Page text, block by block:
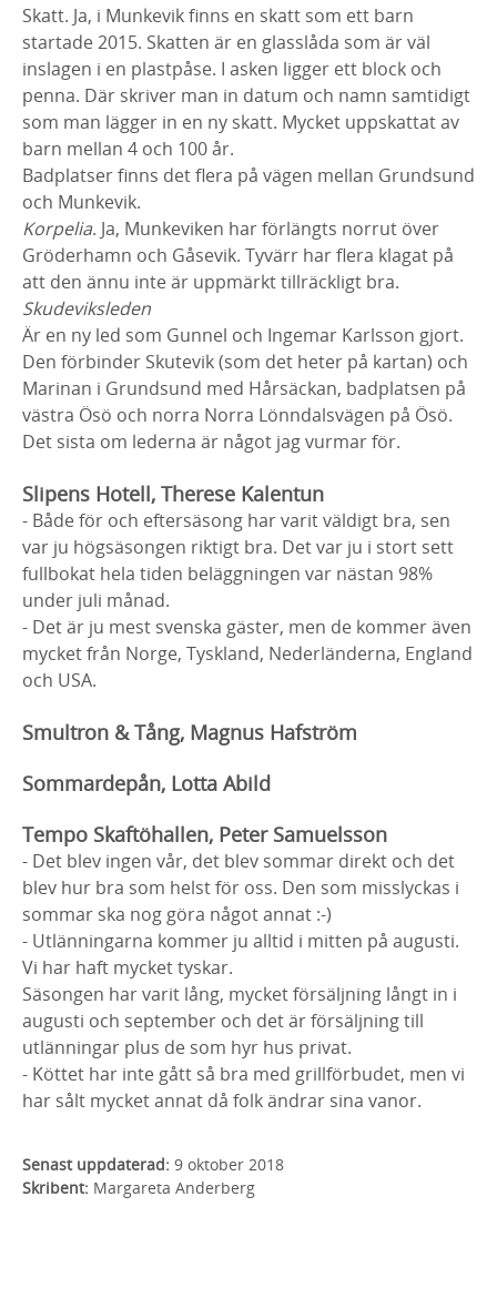
Skatt. Ja, i Munkevik finns en skatt som ett barn
startade 2015. Skatten är en glasslåda som är väl
inslagen i en plastpåse. I asken ligger ett block och
penna. Där skriver man in datum och namn samtidigt
som man lägger in en ny skatt. Mycket uppskattat av
barn mellan 4 och 100 år.
Badplatser finns det flera på vägen mellan Grundsund
och Munkevik.
Korpelia. Ja, Munkeviken har förlängts norrut över
Gröderhamn och Gåsevik. Tyvärr har flera klagat på
att den ännu inte är uppmärkt tillräckligt bra.
Skudeviksleden
Är en ny led som Gunnel och Ingemar Karlsson gjort.
Den förbinder Skutevik (som det heter på kartan) och
Marinan i Grundsund med Hårsäckan, badplatsen på
västra Ösö och norra Norra Lönndalsvägen på Ösö.
Det sista om lederna är något jag vurmar för.
Slipens Hotell, Therese Kalentun
- Både för och eftersäsong har varit väldigt bra, sen
var ju högsäsongen riktigt bra. Det var ju i stort sett
fullbokat hela tiden beläggningen var nästan 98%
under juli månad.
- Det är ju mest svenska gäster, men de kommer även
mycket från Norge, Tyskland, Nederländerna, England
och USA.
Smultron & Tång, Magnus Hafström
Sommardepån, Lotta Abild
Tempo Skaftöhallen, Peter Samuelsson
- Det blev ingen vår, det blev sommar direkt och det
blev hur bra som helst för oss. Den som misslyckas i
sommar ska nog göra något annat :-)
- Utlänningarna kommer ju alltid i mitten på augusti.
Vi har haft mycket tyskar.
Säsongen har varit lång, mycket försäljning långt in i
augusti och september och det är försäljning till
utlänningar plus de som hyr hus privat.
- Köttet har inte gått så bra med grillförbudet, men vi
har sålt mycket annat då folk ändrar sina vanor.
Senast uppdaterad: 9 oktober 2018
Skribent: Margareta Anderberg